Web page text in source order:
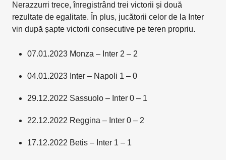
Nerazzurri trece, înregistrând trei victorii și două
rezultate de egalitate. În plus, jucătorii celor de la Inter
vin după șapte victorii consecutive pe teren propriu.
07.01.2023 Monza – Inter 2 – 2
04.01.2023 Inter – Napoli 1 – 0
29.12.2022 Sassuolo – Inter 0 – 1
22.12.2022 Reggina – Inter 0 – 2
17.12.2022 Betis – Inter 1 – 1